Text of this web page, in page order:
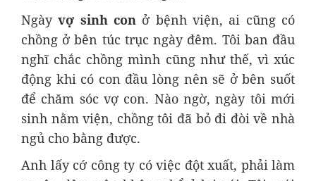
Ngàyvợ sinh con ở bệnh viện, ai cũng có
chồng ở bên túc trục ngày đêm. Tôi ban đầu
nghĩ chắc chồng mình cũng như thế, vì xúc
động khi có con đầu lòng nên sẽ ở bên suốt
để chăm sóc vợ con. Nào ngờ, ngày tôi mới
sinh nằm viện, chồng tôi đã bỏ đi đòi về nhà
ngủ cho bằng được.
Anh lấy cớ công ty có việc đột xuất, phải làm